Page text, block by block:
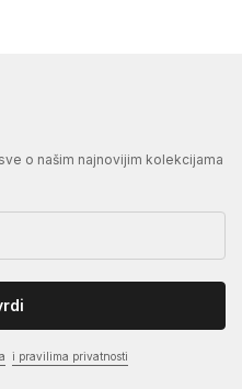
o našim najnovijim kolekcijama
i pravilima privatnosti